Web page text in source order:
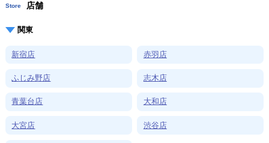
Store 店舗
関東
新宿店 赤羽店
ふじみ野店 志木店
青葉台店 大和店
大宮店 渋谷店